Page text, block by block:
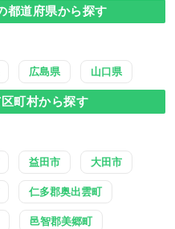
都道府県から探す
広島県 山口県
町村から探す
益田市 大田市
仁多郡奥出雲町
邑智郡美郷町